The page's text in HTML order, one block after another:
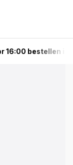
16:00 bestellen is